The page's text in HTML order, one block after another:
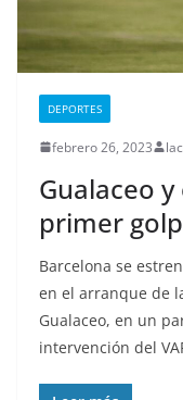
DEPORTES
febrero 26, 2023
Gualaceo y
primer
Barcelona se
en el arranque de
Gualaceo, en un
intervención del